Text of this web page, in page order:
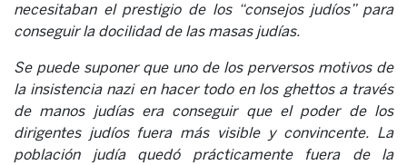
necesitaban el prestigio de los “consejos judíos” para
conseguir la docilidad de las masas judías.
Se puede suponer que uno de los perversos motivos de
la insistencia nazi en hacer todo en los ghettos a través
de manos judías era conseguir que el poder de los
dirigentes judíos fuera más visible y convincente. La
población judía quedó prácticamente fuera de la